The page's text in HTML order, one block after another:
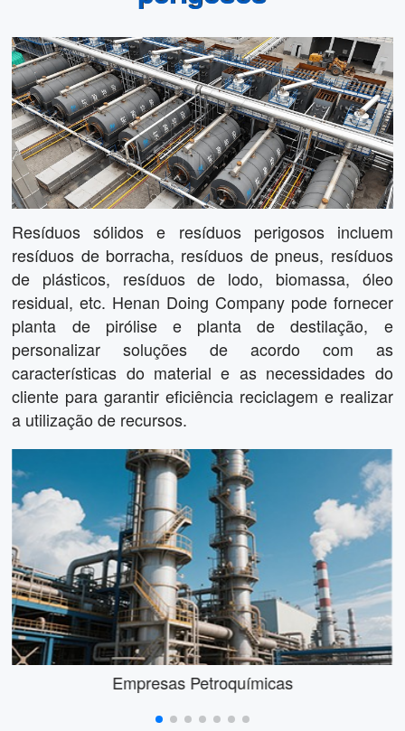
Resíduos sólidos e resíduos perigosos incluem
resíduos de borracha, resíduos de pneus, resíduos
de plásticos, resíduos de lodo, biomassa, óleo
residual, etc. Henan Doing Company pode fornecer
planta de pirólise e planta de destilação, e
personalizar soluções de acordo com as
características do material e as necessidades do
cliente para garantir eficiência reciclagem e realizar
a utilização de recursos.
Empresas Petroquímicas